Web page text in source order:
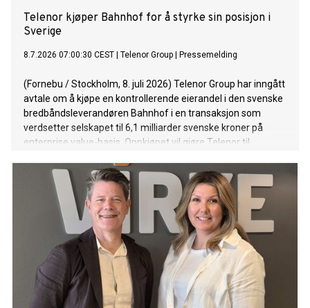
Telenor kjøper Bahnhof for å styrke sin posisjon i
Sverige
8.7.2026 07:00:30 CEST Telenor Group Pressemelding
(Fornebu / Stockholm, 8. juli 2026) Telenor Group har inngått
avtale om å kjøpe en kontrollerende eierandel i den svenske
bredbåndsleverandøren Bahnhof i en transaksjon som
verdsetter selskapet til 6,1 milliarder svenske kroner på
enterprise value-basis. Oppkjøpet vil gjøre Telenor til
Gjennomføringen av oppkjøpet, som er betinget av
myndighetsgodkjenninger, vil utløse en plikt for Telenor til å
fremsette et obligatorisk kontanttilbud til alle aksjonærer i
Bahnhof.